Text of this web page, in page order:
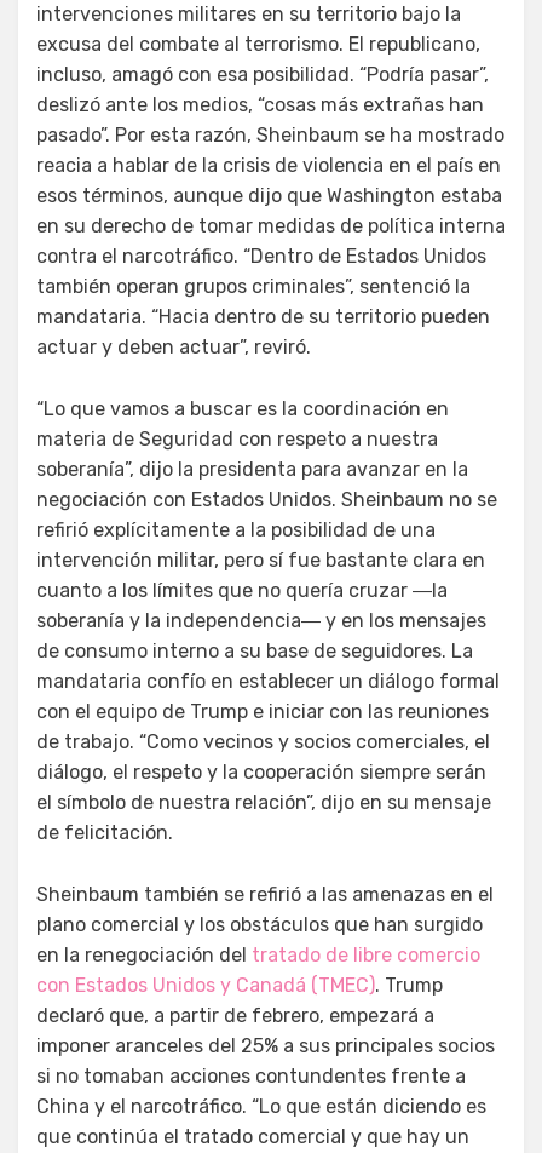
intervenciones militares en su territorio bajo la
excusa del combate al terrorismo. El republicano,
incluso, amagó con esa posibilidad. “Podría pasar”,
deslizó ante los medios, “cosas más extrañas han
pasado”. Por esta razón, Sheinbaum se ha mostrado
reacia a hablar de la crisis de violencia en el país en
esos términos, aunque dijo que Washington estaba
en su derecho de tomar medidas de política interna
contra el narcotráfico. “Dentro de Estados Unidos
también operan grupos criminales”, sentenció la
mandataria. “Hacia dentro de su territorio pueden
actuar y deben actuar”, reviró.
“Lo que vamos a buscar es la coordinación en
materia de Seguridad con respeto a nuestra
soberanía”, dijo la presidenta para avanzar en la
negociación con Estados Unidos. Sheinbaum no se
refirió explícitamente a la posibilidad de una
intervención militar, pero sí fue bastante clara en
cuanto a los límites que no quería cruzar ―la
soberanía y la independencia― y en los mensajes
de consumo interno a su base de seguidores. La
mandataria confío en establecer un diálogo formal
con el equipo de Trump e iniciar con las reuniones
de trabajo. “Como vecinos y socios comerciales, el
diálogo, el respeto y la cooperación siempre serán
el símbolo de nuestra relación”, dijo en su mensaje
de felicitación.
Sheinbaum también se refirió a las amenazas en el
plano comercial y los obstáculos que han surgido
en la renegociación del tratado de libre comercio
con Estados Unidos y Canadá (TMEC). Trump
declaró que, a partir de febrero, empezará a
imponer aranceles del 25% a sus principales socios
si no tomaban acciones contundentes frente a
China y el narcotráfico. “Lo que están diciendo es
que continúa el tratado comercial y que hay un